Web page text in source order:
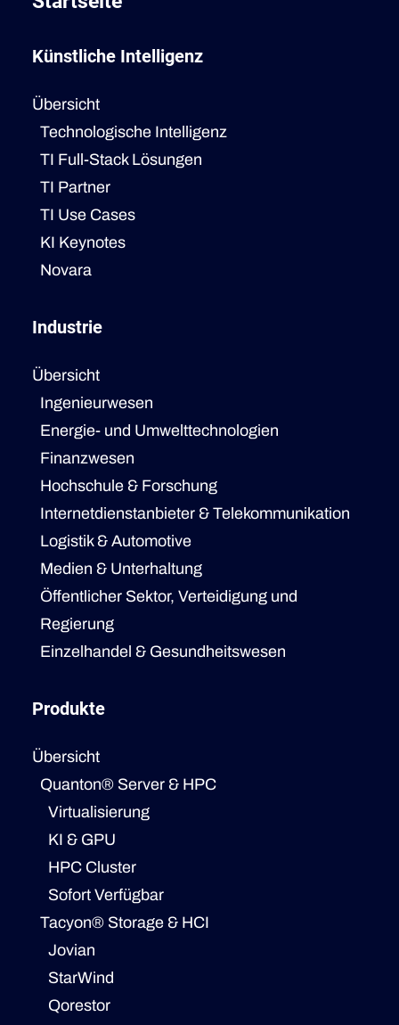
Künstliche Intelligenz
Übersicht
Technologische Intelligenz
TI Full-Stack Lösungen
TI Partner
TI Use Cases
KI Keynotes
Novara
Industrie
Übersicht
Ingenieurwesen
Energie- und Umwelttechnologien
Finanzwesen
Hochschule & Forschung
Internetdienstanbieter & Telekommunikation
Logistik & Automotive
Medien & Unterhaltung
Öffentlicher Sektor, Verteidigung und
Regierung
Einzelhandel & Gesundheitswesen
Produkte
Übersicht
Quanton® Server & HPC
Virtualisierung
KI & GPU
HPC Cluster
Sofort Verfügbar
Tacyon® Storage & HCI
Jovian
StarWind
Qorestor